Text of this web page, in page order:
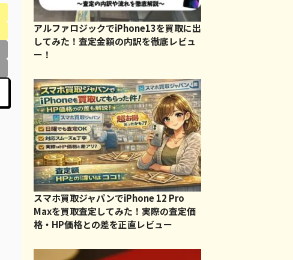
アルファロジックでiPhone13を買取に出
してみた！査定金額の内訳を徹底レビュ
ー！
スマホ買取ジャパンでiPhone 12 Pro
Maxを買取査定してみた！実際の査定価
格・HP価格との差を正直レビュー